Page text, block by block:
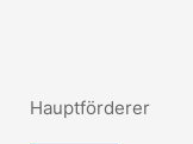
Hauptförderer